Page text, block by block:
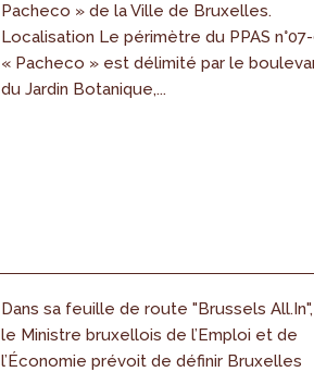
Pacheco » de la Ville de Bruxelles.
Localisation Le périmètre du PPAS
« Pacheco » est délimité par le
du Jardin Botanique,...
Dans sa feuille de route "Brussels All.In",
le Ministre bruxellois de l’Emploi et de
l’Économie prévoit de définir Bruxelles